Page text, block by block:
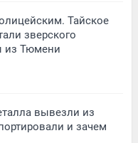
Тайское
зверского
из Тюмени
вывезли из
и зачем